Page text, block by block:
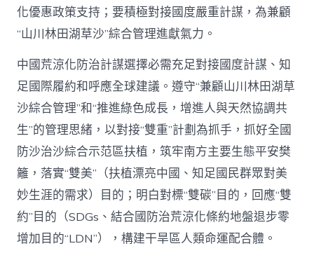
化優惠政策支持；要積極對接國度嚴重計謀，為兼顧
“山川林田湖草沙”綜合管理進獻氣力。
中國荒涼化防治計謀選擇必需充足對接國度計謀、知
足國際履約和呼應全球建議。遵守“兼顧山川林田湖草
沙綜合管理”和“推進綠色成長，增進人與天然協調共
生”的管理思緒，以對接“雙重”計劃為抓手，抓好全國
防沙治沙綜合示范區扶植，筑牢南方主要生態平安樊
籬，落實“雙美”（扶植漂亮中國、知足國民群眾對美
妙生涯的需求）目的；明白對標“雙碳”目的，回應“雙
約”目的（SDGs、結合國防治荒涼化條約地盤退步零
增加目的“LDN”），構建干旱區人類命運配合體。